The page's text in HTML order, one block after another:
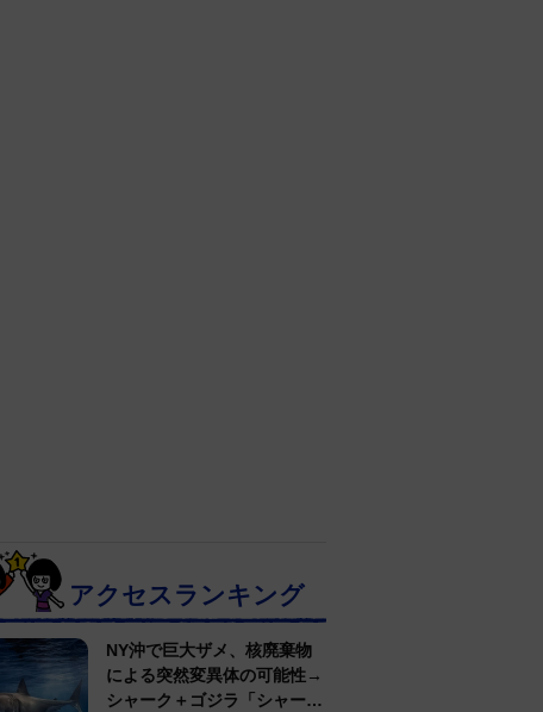
アクセスランキング
NY沖で巨大ザメ、核廃棄物
による突然変異体の可能性→
シャーク＋ゴジラ「シャーク